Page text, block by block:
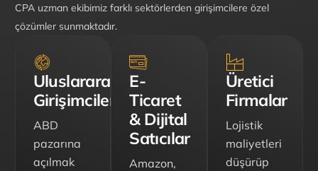
CPA uzman ekibimiz farklı sektörlerden girişimcilere özel
çözümler sunmaktadır.
Uluslararası
Girişimciler
ABD
pazarına
açılmak
E-
Ticaret
& Dijital
Satıcılar
Amazon,
Üretici
Firmalar
Lojistik
maliyetleri
düşürüp